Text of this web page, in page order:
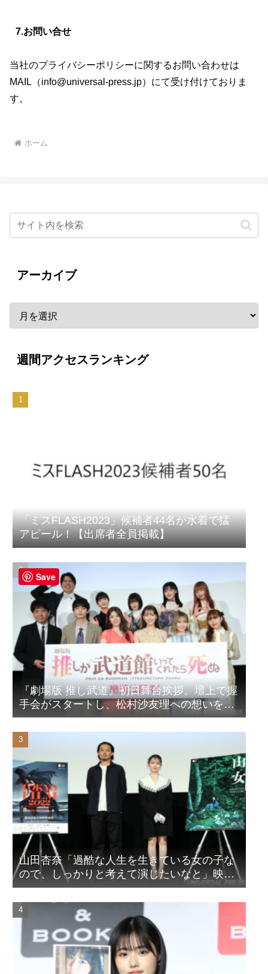
7.お問い合せ
当社のプライバシーポリシーに関するお問い合わせは
MAIL（info@universal-press.jp）にて受け付けておりま
す。
ホーム
アーカイブ
週間アクセスランキング
「ミスFLASH2023」候補者44名が水着で猛
アピール！【出席者全員掲載】
『劇場版 推し武道』初日舞台挨拶。壇上で握
手会がスタートし、松村沙友理への想いをア
ピール！？
山田杏奈「過酷な人生を生きている女の子な
ので、しっかりと考えて演じたいなと」映画
『山女』東京国際映画祭Q&A
Save